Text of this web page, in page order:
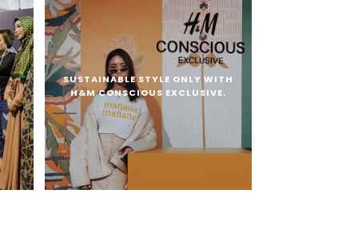
SUSTAINABLE STYLE ONLY WITH
H&M CONSCIOUS EXCLUSIVE.